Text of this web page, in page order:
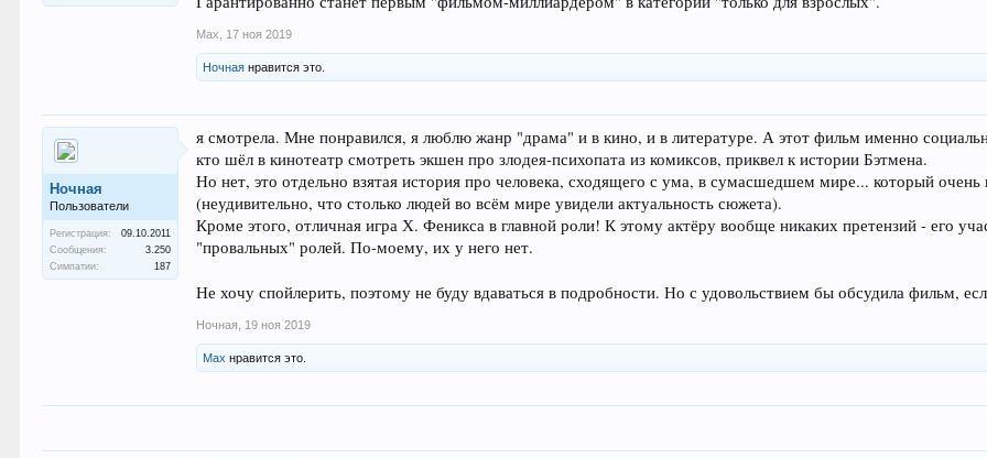
Max 17 ноя 2019
Ночная нравится это.
Ночная
Пользователи
Регистрация:
09.10.2011
Сообщения:
3.250
Симпатии:
187
я смотрела. Мне понравился, я люблю жанр "драма" и в кино, и в литературе. А этот фильм именно
кто шёл в кинотеатр смотреть экшен про злодея-психопата из комиксов, приквел к истории Бэтмена.
Но нет, это отдельно взятая история про человека, сходящего с ума, в сумасшедшем мире... который
(неудивительно, что столько людей во всём мире увидели актуальность сюжета).
Кроме этого, отличная игра Х. Феникса в главной роли! К этому актёру вообще никаких претензий - его
"провальных" ролей. По-моему, их у него нет.
Не хочу спойлерить, поэтому не буду вдаваться в подробности. Но с удовольствием бы обсудила фильм,
Ночная 19 ноя 2019
Max нравится это.